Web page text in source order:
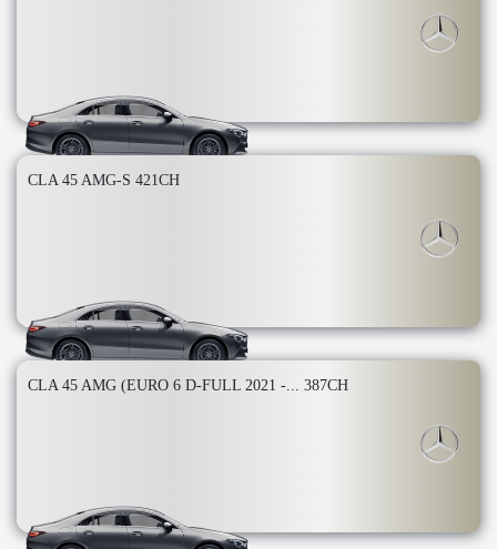
CLA 45 AMG-S 421CH
CLA 45 AMG (EURO 6 D-FULL 2021 -... 387CH